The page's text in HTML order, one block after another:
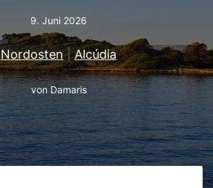
9. Juni 2026
Nordosten|Alcúdia
vonDamaris